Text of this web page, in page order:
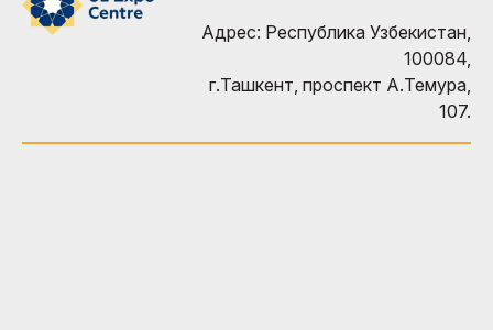
Адрес: Республика Узбекистан,
100084,
г.Ташкент, проспект А.Темура,
107.